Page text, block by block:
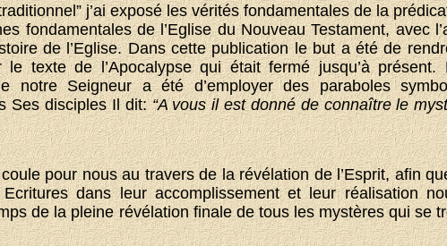
j’ai exposé les vérités fondamentales de la
fondamentales de l’Eglise du Nouveau Testament, avec
de l’Eglise. Dans cette publication le but a été de
texte de l’Apocalypse qui était fermé jusqu’à présent.
notre Seigneur a été d’employer des paraboles
Ses disciples Il dit:“A vous il est donné de connaître le
pour nous au travers de la révélation de l’Esprit, afin
dans leur accomplissement et leur réalisation
de la pleine révélation finale de tous les mystères qui se